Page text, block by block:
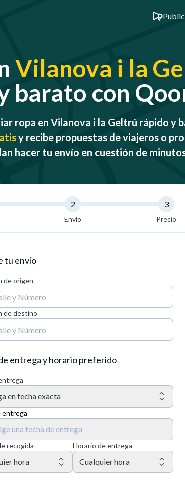
Vilanova i la
barato con
ropa en Vilanova i la Geltrú rápido y
y recibe propuestas de viajeros o
hacer tu envío en cuestión de
2
Envío
3
Precio
tu envío
de origen
de destino
entrega y horario preferido
en fecha exacta
entrega
una fecha de entrega
recogida
hora
Horario de entrega
Cualquier hora